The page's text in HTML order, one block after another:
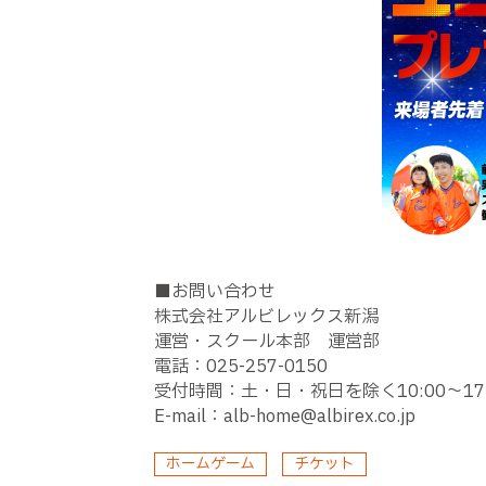
■お問い合わせ
株式会社アルビレックス新潟
運営・スクール本部 運営部
電話：025-257-0150
受付時間：土・日・祝日を除く10:00〜
E-mail：alb-home@albirex.co.jp
ホームゲーム チケット